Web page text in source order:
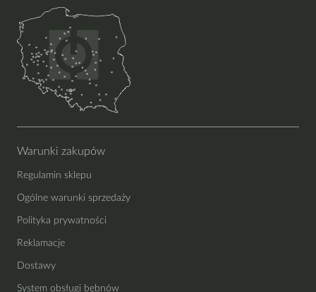
Warunki zakupów
Regulamin sklepu
Ogólne warunki sprzedaży
Polityka prywatności
Reklamacje
Dostawy
System obsługi bębnów